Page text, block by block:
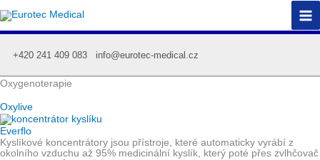
na
+420 241 409 083 info@eurotec-medical.cz
Oxygenoterapie
Oxylive
Everflo
Kyslíkové koncentrátory jsou přístroje, které automaticky vyrábí z
okolního vzduchu až 95% medicinální kyslík, který poté přes zvlhčovač